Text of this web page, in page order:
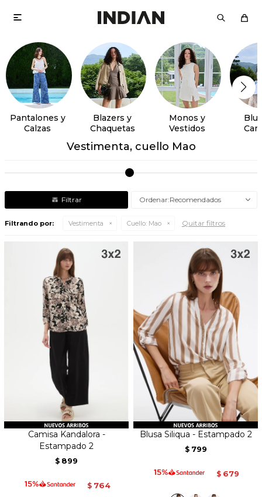

Pantalones y
Calzas
Blazers y
Chaquetas
Monos y
Vestidos
Vestimenta, cuello Mao
Recomendados
Filtrando por: Vestimenta Cuello: Mao Quitar filtros
Camisa Kandalora -
Estampado 2
$ 899
$ 764
Blusa Siliqua - Estampado 2
$ 799
$ 679